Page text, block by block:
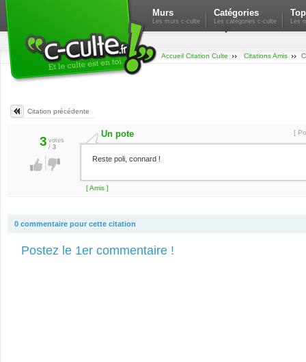
Murs
Les murs c-culte
Catégories
Les catégories c-culte Les
Accueil Citation Culte Citations Amis
Citation précédente
3 votes
/ 3
Un pote [
Reste poli, connard !
[ Amis ]
0 commentaire pour cette citation
Postez le 1er commentaire !